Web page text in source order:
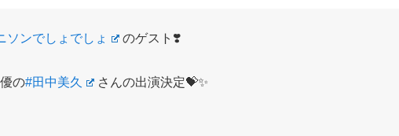
ソンでしょでしょ
のゲスト❣️
の#田中美久 さんの出演決定💝✨